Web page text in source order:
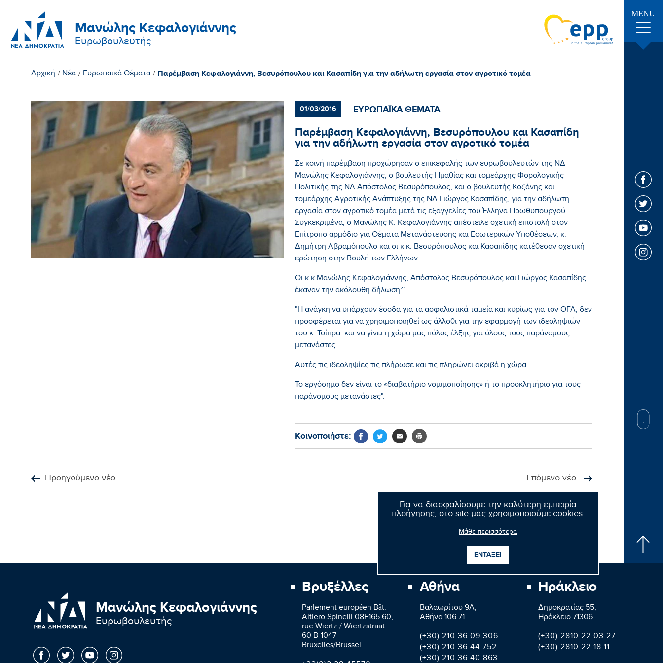
Μανώλης Κεφαλογιάννης
Ευρωβουλευτής
MENU
Για να διασφαλίσουμε την καλύτερη εμπειρία
πλοήγησης, στο site μας χρησιμοποιούμε cookies.
Μάθε περισσότερα
ΕΝΤΑΞΕΙ
Αρχική / Νέα / Ευρωπαϊκά Θέματα / Παρέμβαση Κεφαλογιάννη, Βεσυρόπουλου και Κασαπίδη για την αδήλωτη εργασία στον αγροτικό τομέα
01/03/2016 ΕΥΡΩΠΑΪΚΑ ΘΕΜΑΤΑ
Παρέμβαση Κεφαλογιάννη, Βεσυρόπουλου και Κασαπίδη
για την αδήλωτη εργασία στον αγροτικό τομέα
Σε κοινή παρέμβαση προχώρησαν ο επικεφαλής των ευρωβουλευτών της ΝΔ
Μανώλης Κεφαλογιάννης, ο βουλευτής Ημαθίας και τομεάρχης Φορολογικής
Πολιτικής της ΝΔ Απόστολος Βεσυρόπουλος, και ο βουλευτής Κοζάνης και
τομεάρχης Αγροτικής Ανάπτυξης της ΝΔ Γιώργος Κασαπίδης, για την αδήλωτη
εργασία στον αγροτικό τομέα μετά τις εξαγγελίες του Έλληνα Πρωθυπουργού.
Συγκεκριμένα, ο Μανώλης Κ. Κεφαλογιάννης απέστειλε σχετική επιστολή στον
Επίτροπο αρμόδιο για Θέματα Μετανάστευσης και Εσωτερικών Υποθέσεων, κ.
Δημήτρη Αβραμόπουλο και οι κ.κ. Βεσυρόπουλος και Κασαπίδης κατέθεσαν σχετική
ερώτηση στην Βουλή των Ελλήνων.
Οι κ.κ Μανώλης Κεφαλογιάννης, Απόστολος Βεσυρόπουλος και Γιώργος Κασαπίδης
έκαναν την ακόλουθη δήλωση:¨
"Η ανάγκη να υπάρχουν έσοδα για τα ασφαλιστικά ταμεία και κυρίως για τον ΟΓΑ, δεν
προσφέρεται για να χρησιμοποιηθεί ως άλλοθι για την εφαρμογή των ιδεοληψιών
του κ. Τσίπρα. και να γίνει η χώρα μας πόλος έλξης για όλους τους παράνομους
μετανάστες.
Αυτές τις ιδεοληψίες τις πλήρωσε και τις πληρώνει ακριβά η χώρα.
Το εργόσημο δεν είναι το «διαβατήριο νομιμοποίησης» ή το προσκλητήριο για τους
παράνομους μετανάστες".
Κοινοποιήστε:
Προηγούμενο νέο Επόμενο νέο
Μανώλης Κεφαλογιάννης
Ευρωβουλευτής
Βρυξέλλες
Parlement européen Bât.
Altiero Spinelli 08E165 60,
rue Wiertz / Wiertzstraat
60 B-1047
Bruxelles/Brussel
Αθήνα
Βαλαωρίτου 9A,
Aθήνα 106 71
(+30) 210 36 09 306
(+30) 210 36 44 752
(+30) 210 36 40 863
Ηράκλειο
Δημοκρατίας 55,
Ηράκλειο 71306
(+30) 2810 22 03 27
(+30) 2810 22 18 11